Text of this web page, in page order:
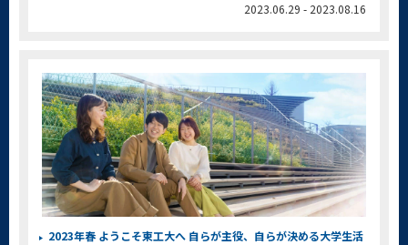
2023.06.29 - 2023.08.16
2023年春 ようこそ東工大へ 自らが主役、自らが決める大学生活